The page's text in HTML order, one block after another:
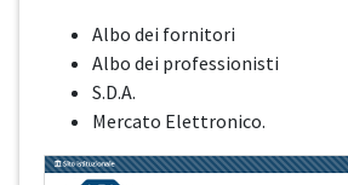
Albo dei fornitori
Albo dei professionisti
S.D.A.
Mercato Elettronico.